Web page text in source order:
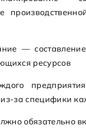
—
ресурсов
за специфики
обязательно